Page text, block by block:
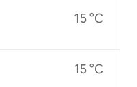
15 °C
15 °C